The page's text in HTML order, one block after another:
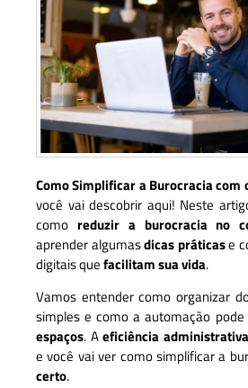
Como Simplificar a Burocracia com
você vai descobrir aqui! Neste
como reduzir a burocracia no
aprender algumasdicas práticase
digitais quefacilitam sua vida.
Vamos entender como organizar
simples e como a automação
espaços. Aeficiência administrativa
e você vai ver como simplificar a
certo.